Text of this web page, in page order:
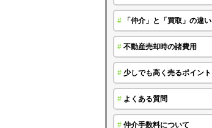
# 「仲介」と「買取」の違い
# 不動産売却時の諸費用
# 少しでも高く売るポイント
# よくある質問
# 仲介手数料について